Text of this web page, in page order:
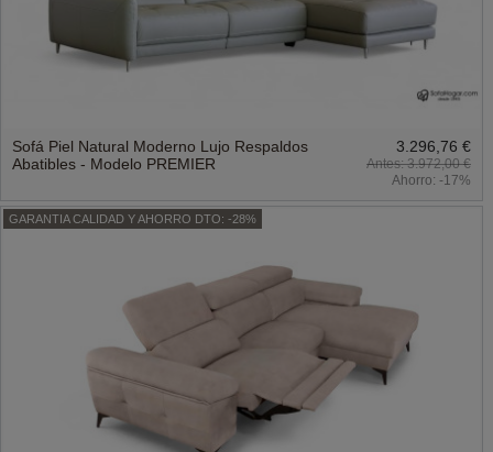
Sofá Piel Natural Moderno Lujo Respaldos
Abatibles - Modelo PREMIER
3.296,76 €
3.972,00 €
Ahorro: -17%
GARANTIA CALIDAD Y AHORRO DTO: -28%